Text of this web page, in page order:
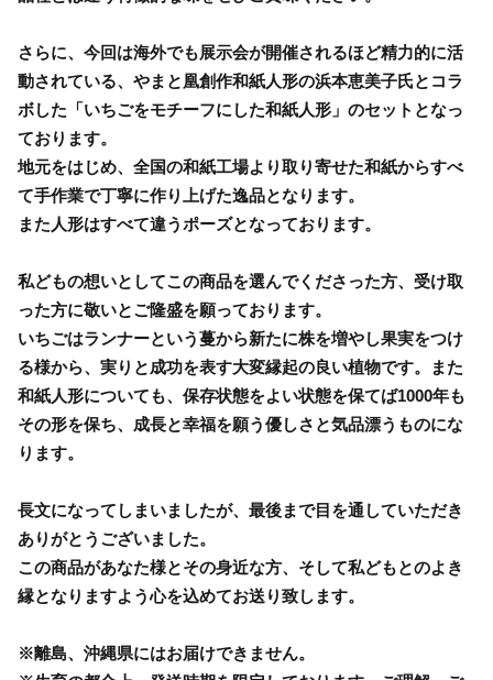
さらに、今回は海外でも展示会が開催されるほど精力的に活
動されている、やまと凰創作和紙人形の浜本恵美子氏とコラ
ボした「いちごをモチーフにした和紙人形」のセットとなっ
ております。
地元をはじめ、全国の和紙工場より取り寄せた和紙からすべ
て手作業で丁寧に作り上げた逸品となります。
また人形はすべて違うポーズとなっております。
私どもの想いとしてこの商品を選んでくださった方、受け取
った方に敬いとご隆盛を願っております。
いちごはランナーという蔓から新たに株を増やし果実をつけ
る様から、実りと成功を表す大変縁起の良い植物です。また
和紙人形についても、保存状態をよい状態を保てば1000年も
その形を保ち、成長と幸福を願う優しさと気品漂うものにな
ります。
長文になってしまいましたが、最後まで目を通していただき
ありがとうございました。
この商品があなた様とその身近な方、そして私どもとのよき
縁となりますよう心を込めてお送り致します。
※離島、沖縄県にはお届けできません。